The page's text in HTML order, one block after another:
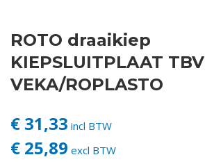
Login
Vacatures
ROTO draaikiep
KIEPSLUITPLAAT TBV
VEKA/ROPLASTO
€ 31,33 incl BTW
€ 25,89 excl BTW